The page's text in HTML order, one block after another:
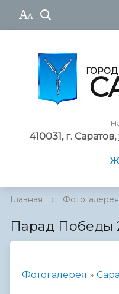
410031, г.
Главная › Фотогалерея
Парад Победы
Фотогалерея »